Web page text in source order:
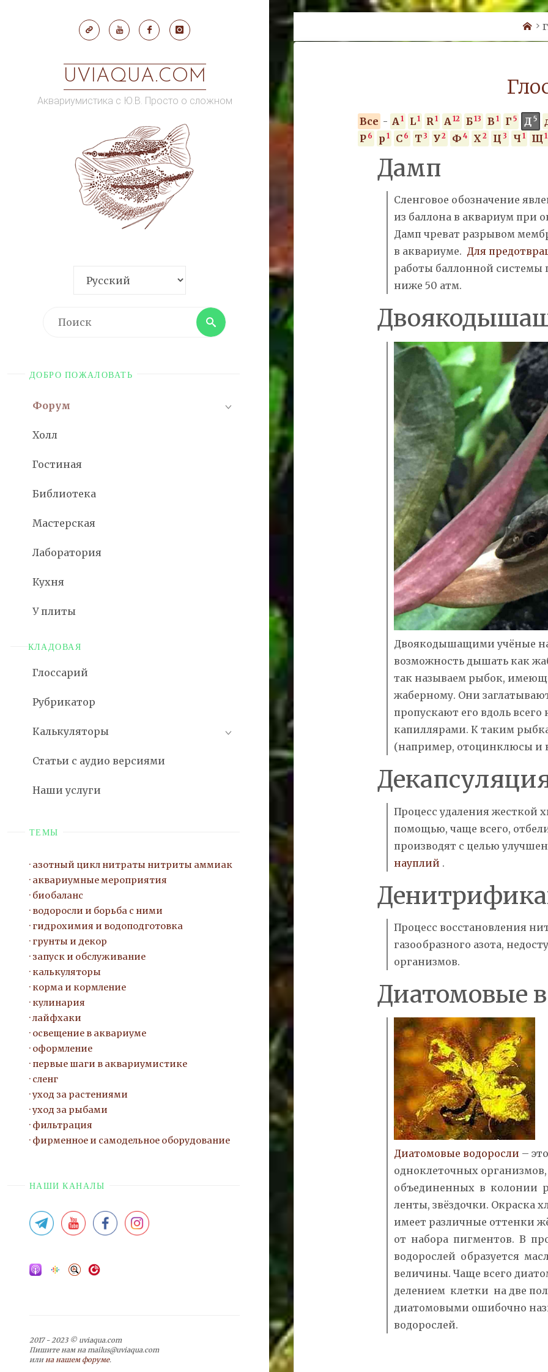
UVIAQUA.COM
Аквариумистика с Ю.В. Просто о сложном
Поиск
ДОБРО ПОЖАЛОВАТЬ
Форум
Холл
Гостиная
Библиотека
Мастерская
Лаборатория
Кухня
У плиты
КЛАДОВАЯ
Глоссарий
Рубрикатор
Калькуляторы
Статьи с аудио версиями
Наши услуги
ТЕМЫ
азотный цикл нитраты нитриты аммиак
аквариумные мероприятия
биобаланс
водоросли и борьба с ними
гидрохимия и водоподготовка
грунты и декор
запуск и обслуживание
калькуляторы
корма и кормление
кулинария
лайфхаки
освещение в аквариуме
оформление
первые шаги в аквариумистике
сленг
уход за растениями
уход за рыбами
фильтрация
фирменное и самодельное оборудование
НАШИ КАНАЛЫ
2017 - 2023 © uviaqua.com
Пишите нам на mailus@uviaqua.com
илина нашем форуме.
Все - A 1 L1 R 1 А 12 Б13 В 1 Г 5 Д 5
Р 6 р 1 С 6 Т3 У2 Ф 4 Х 2 Ц 3 Ч 1 Щ1
Дамп
Сленговое обозначение
из баллона в аквариум при
Дамп чреват разрывом
в аквариуме. Для
работы баллонной системы
ниже 50 атм.
Двоякодышащими учёные
возможность дышать как
так называем рыбок,
жаберному. Они
пропускают его вдоль
капиллярами. К таким
(например, отоцинклюсы и
Процесс удаления жесткой
помощью, чаще всего,
производят с целью
науплий .
Процесс восстановления
газообразного азота,
организмов.
Диатомовые
Диатомовые водоросли –
одноклеточных
объединенных в колонии
ленты, звёздочки. Окраска
имеет различные оттенки
от набора пигментов. В
водорослей образуется
величины. Чаще всего
делением клетки на две
диатомовыми ошибочно
водорослей.